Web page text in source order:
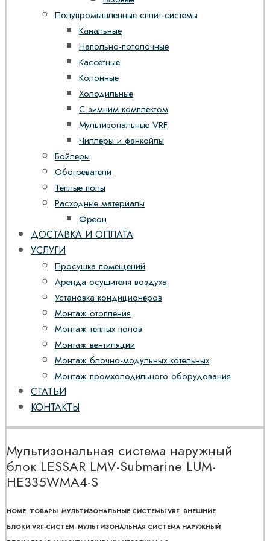
Полупромышленные сплит-системы
Канальные
Напольно-потолочные
Кассетные
Колонные
Холодильные
С зимним комплектом
Мультизональные VRF
Чиллеры и фанкойлы
Бойлеры
Обогреватели
Теплые полы
Расходные материалы
Фреон
ДОСТАВКА И ОПЛАТА
УСЛУГИ
Просушка помещений
Аренда осушителя воздуха
Установка кондиционеров
Монтаж отопления
Монтаж теплых полов
Монтаж вентиляции
Монтаж блочно-модульных котельных
Монтаж промхолодильного оборудования
СТАТЬИ
КОНТАКТЫ
Мультизональная система наружный
блок LESSAR LMV-Submarine LUM-
HE335WMA4-S
HOME ТОВАРЫ МУЛЬТИЗОНАЛЬНЫЕ СИСТЕМЫ VRF ВНЕШНИЕ
БЛОКИ VRF-СИСТЕМ МУЛЬТИЗОНАЛЬНАЯ СИСТЕМА НАРУЖНЫЙ